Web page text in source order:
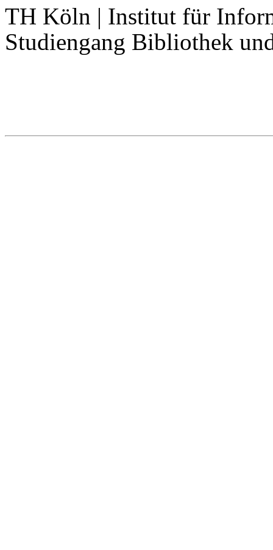
TH Köln | Institut für
Studiengang Bibliothek